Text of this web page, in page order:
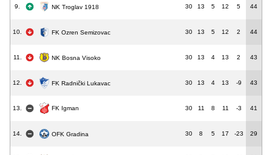
9. NK Troglav 1918 30 13 5 12 5 44
10. FK Ozren Semizovac 30 13 5 12 2 44
11. NK Bosna Visoko 30 13 4 13 2 43
12. FK Radnički Lukavac 30 13 4 13 -9 43
13. FK Igman 30 11 8 11 -3 41
14. OFK Gradina 30 8 5 17 -23 29